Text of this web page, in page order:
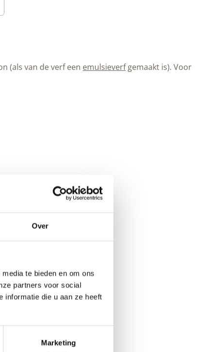
Over
te bieden en om ons
partners voor social
informatie die u aan ze heeft
Marketing
(als van de verf een emulsieverfgemaakt is). Voor